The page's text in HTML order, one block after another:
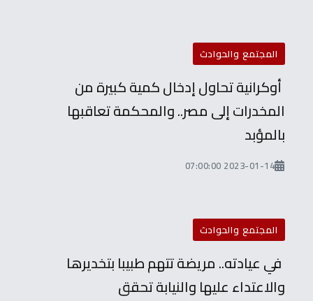
المجتمع والحوادث
أوكرانية تحاول إدخال كمية كبيرة من
المخدرات إلى مصر.. والمحكمة تعاقبها
بالمؤبد
2023-01-14 07:00:00
المجتمع والحوادث
في عيادته.. مريضة تتهم طبيبا بتخديرها
والاعتداء عليها والنيابة تحقق